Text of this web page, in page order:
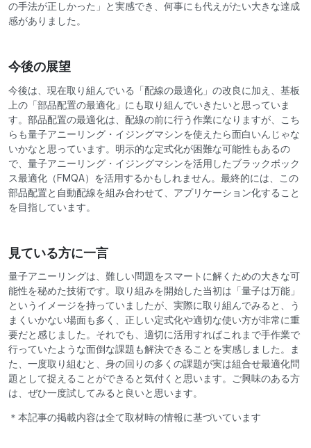
の手法が正しかった」と実感でき、何事にも代えがたい大きな達成
感がありました。
今後の展望
今後は、現在取り組んでいる「配線の最適化」の改良に加え、基板
上の「部品配置の最適化」にも取り組んでいきたいと思っていま
す。部品配置の最適化は、配線の前に行う作業になりますが、こち
らも量子アニーリング・イジングマシンを使えたら面白いんじゃな
いかなと思っています。明示的な定式化が困難な可能性もあるの
で、量子アニーリング・イジングマシンを活用したブラックボック
ス最適化（FMQA）を活用するかもしれません。最終的には、この
部品配置と自動配線を組み合わせて、アプリケーション化すること
を目指しています。
見ている方に一言
量子アニーリングは、難しい問題をスマートに解くための大きな可
能性を秘めた技術です。取り組みを開始した当初は「量子は万能」
というイメージを持っていましたが、実際に取り組んでみると、う
まくいかない場面も多く、正しい定式化や適切な使い方が非常に重
要だと感じました。それでも、適切に活用すればこれまで手作業で
行っていたような面倒な課題も解決できることを実感しました。ま
た、一度取り組むと、身の回りの多くの課題が実は組合せ最適化問
題として捉えることができると気付くと思います。ご興味のある方
は、ぜひ一度試してみると良いと思います。
＊本記事の掲載内容は全て取材時の情報に基づいています